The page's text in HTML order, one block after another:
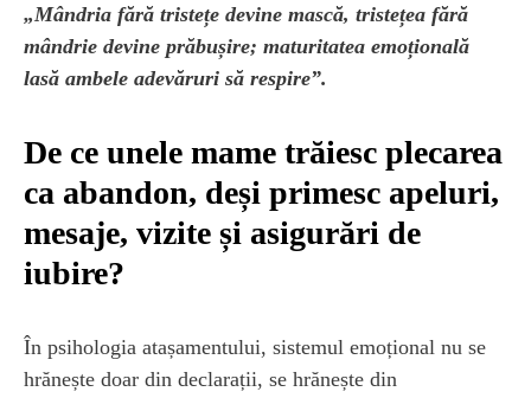
„Mândria fără tristețe devine mască, tristețea fără
mândrie devine prăbușire; maturitatea emoțională
lasă ambele adevăruri să respire”.
De ce unele mame trăiesc plecarea
ca abandon, deși primesc apeluri,
mesaje, vizite și asigurări de
iubire?
În psihologia atașamentului, sistemul emoțional nu se
hrănește doar din declarații, se hrănește din